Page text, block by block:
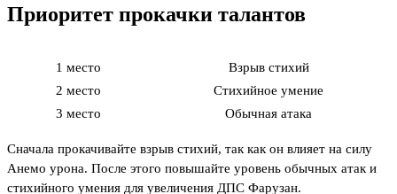
Приоритет прокачки талантов
1 место
Взрыв стихий
2 место
Стихийное умение
3 место
Обычная атака
Сначала прокачивайте взрыв стихий, так как он влияет на силу
Анемо урона. После этого повышайте уровень обычных атак и
стихийного умения для увеличения ДПС Фарузан.